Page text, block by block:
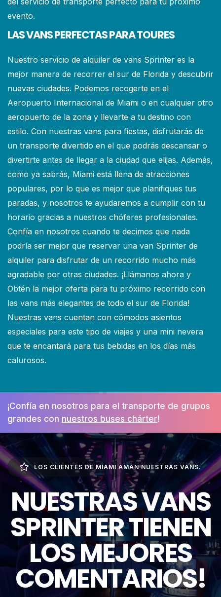
evento.
LAS VANS PERFECTAS PARA TOURES
Nuestro servicio de alquiler de vans Sprinter es la
mejor manera de recorrer el sur de Florida y descubrir
nuevas ciudades. Podemos recogerte en el
Aeropuerto Internacional de Miami o en cualquier otro
aeropuerto de la zona y llevarte a tu destino con
estilo. Con nuestras vans para fiestas, disfrutarás de
un transporte divertido en el que podrás descansar o
divertirte antes de llegar a la ciudad que elijas. Además,
como ya sabrás, Miami está llena de atracciones
populares, por lo que es mejor que planifiques tus
paradas, y nosotros te ayudaremos a cumplir con tu
horario gracias a nuestros chóferes profesionales.
Confía en nosotros cuando te decimos que nada
podría ser mejor que reservar una van Sprinter de
alquiler para disfrutar de un recorrido mucho más
agradable por otras ciudades. ¡Llámanos ahora y
Obtén la mejor oferta para tu próximo recorrido con
las vans más elegantes de todo el sur de Florida!
Nuestras vans cuentan con cómodos asientos
especiales para este tipo de viajes y una mini nevera
que te encantará para tus bebidas en los días más
calurosos.
¡Confía en nosotros para el transporte de grupos
grandes con nuestros buses chárter!
LOS CLIENTES DE MIAMI AMAN NUESTRAS VANS.
NUESTRAS VANS
SPRINTER TIENEN
LOS MEJORES
COMENTARIOS!